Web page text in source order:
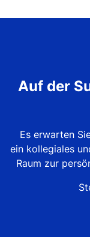
Auf der
Es erwarten
ein kollegiales
Raum zur